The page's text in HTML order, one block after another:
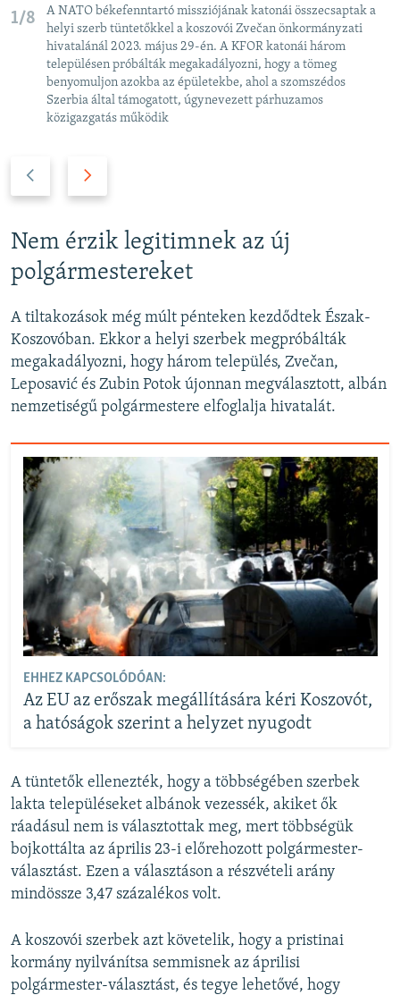
1/8
A NATO békefenntartó missziójának katonái összecsaptak a
helyi szerb tüntetőkkel a koszovói Zvečan önkormányzati
hivatalánál 2023. május 29-én. A KFOR katonái három
településen próbálták megakadályozni, hogy a tömeg
benyomuljon azokba az épületekbe, ahol a szomszédos
Szerbia által támogatott, úgynevezett párhuzamos
közigazgatás működik
v
o
s
s
l
i
d
t
l
d
e
Nem érzik legitimnek az új
polgármestereket
A tiltakozások még múlt pénteken kezdődtek Észak-
Koszovóban. Ekkor a helyi szerbek megpróbálták
megakadályozni, hogy három település, Zvečan,
Leposavić és Zubin Potok újonnan megválasztott, albán
nemzetiségű polgármestere elfoglalja hivatalát.
EHHEZ KAPCSOLÓDÓAN:
Az EU az erőszak megállítására kéri Koszovót,
a hatóságok szerint a helyzet nyugodt
A tüntetők ellenezték, hogy a többségében szerbek
lakta településeket albánok vezessék, akiket ők
ráadásul nem is választottak meg, mert többségük
bojkottálta az április 23-i előrehozott polgármester-
választást. Ezen a választáson a részvételi arány
mindössze 3,47 százalékos volt.
A koszovói szerbek azt követelik, hogy a pristinai
kormány nyilvánítsa semmisnek az áprilisi
polgármester-választást, és tegye lehetővé, hogy